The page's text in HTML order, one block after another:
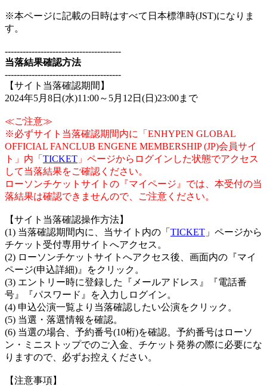
※本ページに記載の日時はすべて日本標準時(JST)になりま
す。
---------------------------------------
当落結果確認方法
---------------------------------------
【サイト当落確認期間】
2024年5月8日(水)11:00～5月12日(日)23:00まで
≪ご注意≫
※必ずサイト当落確認期間内に「ENHYPEN GLOBAL
OFFICIAL FANCLUB ENGENE MEMBERSHIP (JP)会員サイ
ト」内「 TICKET 」ページからログインした状態でアクセス
して当落結果をご確認ください。
ローソンチケットサイトの『マイページ』では、本受付の当
落結果は確認できませんので、ご注意ください。
【サイト当落確認操作方法】
(1) 当落確認期間内に、当サイト内の「 TICKET 」ページから
チケット受付専用サイトへアクセス。
(2) ローソンチケットサイトへアクセス後、画面内の『マイ
ページ(申込詳細)』をクリック。
(3) エントリー時に登録した『メールアドレス』『電話番
号』『パスワード』を入力しログイン。
(4) 申込公演一覧より当落確認したい公演をクリック。
(5) 当選・落選情報を確認。
(6) 当選の場合、予約番号(10桁)を確認。予約番号はローソ
ン・ミニストップでのご入金、チケット発券の際に必要にな
りますので、必ずお控えください。
【注意事項】